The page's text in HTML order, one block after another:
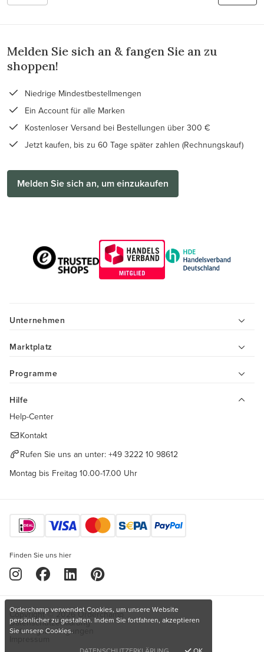
Melden Sie sich an & fangen Sie an zu
shoppen!
Niedrige Mindestbestellmengen
Ein Account für alle Marken
Kostenloser Versand bei Bestellungen über 300 €
Jetzt kaufen, bis zu 60 Tage später zahlen (Rechnungskauf)
Melden Sie sich an, um einzukaufen
Unternehmen
Marktplatz
Programme
Hilfe
Help-Center
Kontakt
Rufen Sie uns an unter: +49 3222 10 98612
Montag bis Freitag 10.00-17.00 Uhr
Finden Sie uns hier
Copyright © 2026 Orderchamp
Datenschutzerklärung
Nutzungsbedingungen
Orderchamp verwendet Cookies, um unsere Website
persönlicher zu gestalten. Indem Sie fortfahren, akzeptieren
Sie unsere Cookies.